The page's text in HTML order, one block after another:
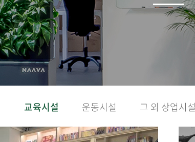
교육시설 운동시설 그 외 상업시설